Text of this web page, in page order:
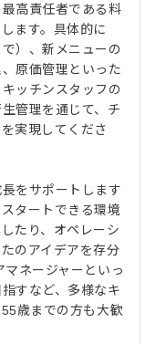
高責任者である料
ます。具体的に
）、新メニューの
原価管理といった
ッチンスタッフの
管理を通じて、チ
実現してくださ
をサポートします
タートできる環境
たり、オペレーシ
のアイデアを存分
ネージャーといっ
すなど、多様なキ
歳までの方も大歓